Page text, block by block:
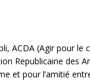
ACDA (Agir pour
Republicaine des
et pour l’amitié